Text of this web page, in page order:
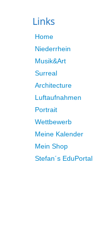
Links
Home
Niederrhein
Musik&Art
Surreal
Architecture
Luftaufnahmen
Portrait
Wettbewerb
Meine Kalender
Mein Shop
Stefan´s EduPortal